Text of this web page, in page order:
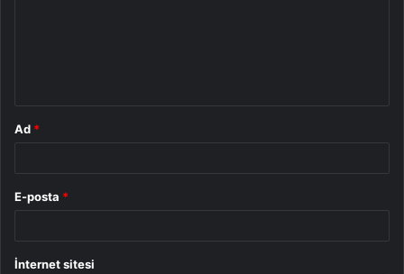
Ad *
E-posta *
İnternet sitesi